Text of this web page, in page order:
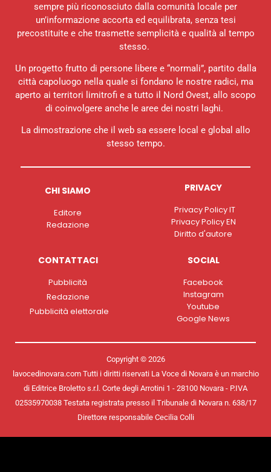
sempre più riconosciuto dalla comunità locale per
un’informazione accorta ed equilibrata, senza tesi
precostituite e che trasmette semplicità e qualità al tempo
stesso.
Un progetto frutto di persone libere e “normali”, partito dalla
città capoluogo nella quale si fondano le nostre radici, ma
aperto ai territori limitrofi e a tutto il Nord Ovest, allo scopo
di coinvolgere anche le aree dei nostri laghi.
La dimostrazione che il web sa essere local e global allo
stesso tempo.
CHI SIAMO
Editore
Redazione
PRIVACY
Privacy Policy IT
Privacy Policy EN
Diritto d'autore
CONTATTACI
Pubblicità
Redazione
Pubblicità elettorale
SOCIAL
Facebook
Instagram
Youtube
Google News
Copyright © 2026
lavocedinovara.com Tutti i diritti riservati La Voce di Novara è un marchio
di Editrice Broletto s.r.l. Corte degli Arrotini 1 - 28100 Novara - P.IVA
02535970038 Testata registrata presso il Tribunale di Novara n. 638/17
Direttore responsabile Cecilia Colli